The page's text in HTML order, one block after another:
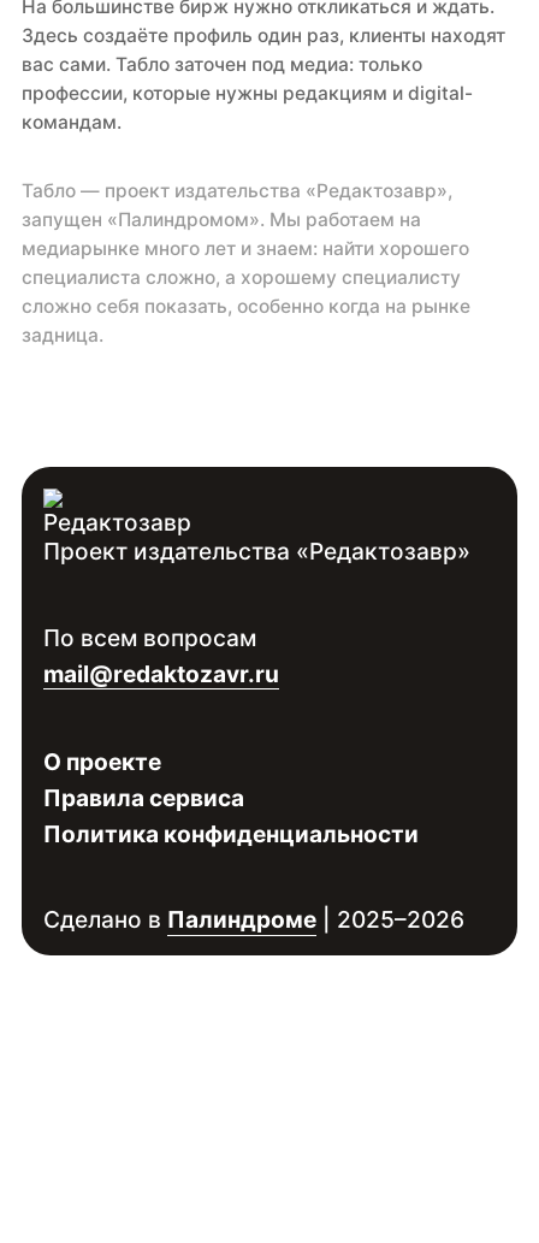
На большинстве бирж нужно откликаться и ждать.
Здесь создаёте профиль один раз, клиенты находят
вас сами. Табло заточен под медиа: только
профессии, которые нужны редакциям и digital-
командам.
Табло — проект издательства «Редактозавр»,
запущен «Палиндромом». Мы работаем на
медиарынке много лет и знаем: найти хорошего
специалиста сложно, а хорошему специалисту
сложно себя показать, особенно когда на рынке
задница.
Проект издательства «Редактозавр»
По всем вопросам
mail@redaktozavr.ru
О проекте
Правила сервиса
Политика конфиденциальности
Сделано в Палиндроме| 2025–2026